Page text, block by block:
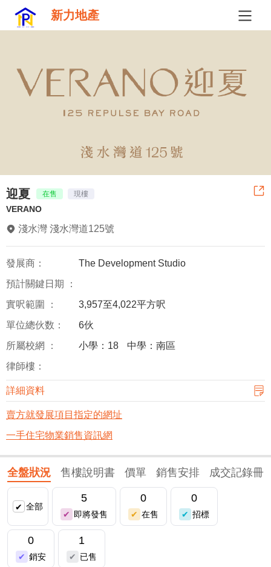
新力地產
迎夏 在售 現樓
VERANO
淺水灣 淺水灣道125號
預計關鍵日期 ：
單位總伙数： 6伙
實呎範圍 ： 3,957至4,022平方呎
律師樓：
所屬校網 ： 小學：18 中學：南區
發展商： The Development Studio
詳細資料
賣方就發展項目指定的網址
一手住宅物業銷售資訊網
全盤狀況 售樓說明書 價單 銷售安排 成交記錄冊
全部
5
即將發售
0
在售
0
招標
0
銷安
1
已售